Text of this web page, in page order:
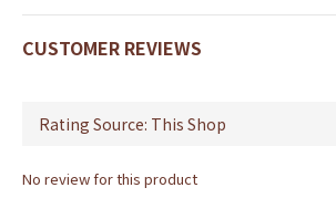
CUSTOMER REVIEWS
No review for this product